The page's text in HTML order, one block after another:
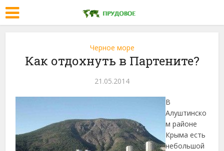
Черное море
Как отдохнуть в Партените?
21.05.2014
В
Алуштинско
м районе
Крыма есть
небольшой